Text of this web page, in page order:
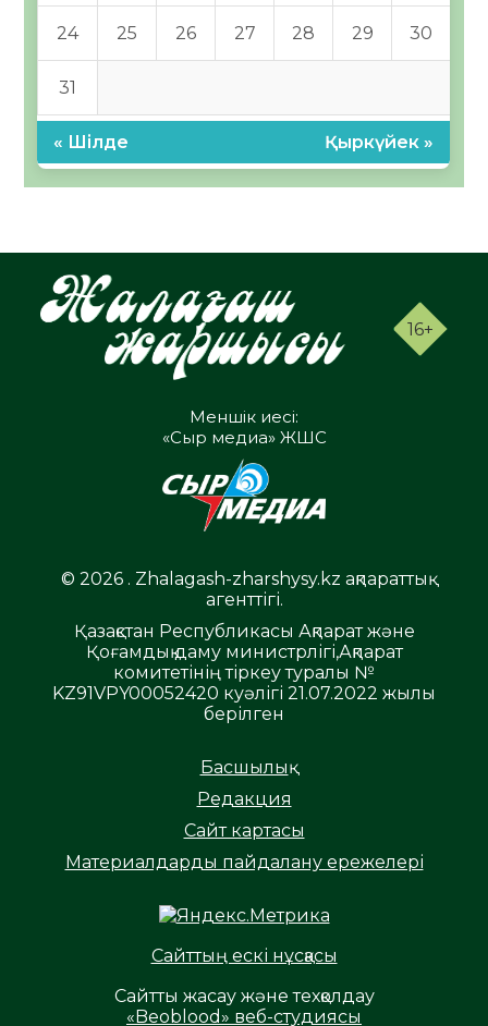
24 25 26 27 28 29 30
31
« Шілде Қыркүйек »
16+
Меншік иесі:
«Сыр медиа» ЖШС
© 2026 . Zhalagash-zharshysy.kz ақпараттық
агенттігі.
Қазақстан Республикасы Ақпарат және
Қоғамдық даму министрлігі,Ақпарат
комитетінің тіркеу туралы №
KZ91VPY00052420 куәлігі 21.07.2022 жылы
берілген
Басшылық
Редакция
Сайт картасы
Материалдарды пайдалану ережелері
Сайттың ескі нұсқасы
Сайтты жасау және техқолдау
«Beoblood» веб-студиясы